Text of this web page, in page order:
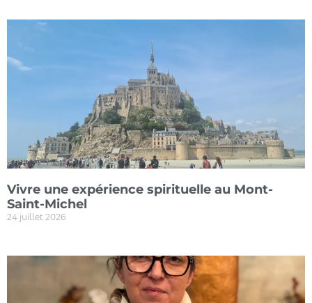
Vivre une expérience spirituelle au Mont-
Saint-Michel
24 juillet 2026